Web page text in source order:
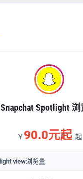
Snapchat Spotlight
￥ 90.0元起 起
view浏览量